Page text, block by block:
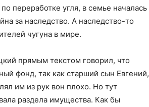
переработке угля, в семье началась
за наследство. А наследство-то
чугуна в мире.
прямым текстом говорил, что
фонд, так как старший сын Евгений,
им из рук вон плохо. Но тут
раздела имущества. Как бы